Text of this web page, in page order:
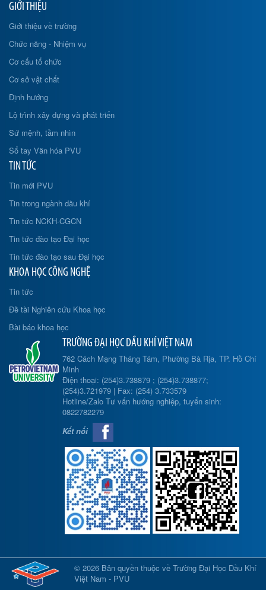
GIỚI THIỆU
Giới thiệu về trường
Chức năng - Nhiệm vụ
Cơ cấu tổ chức
Cơ sở vật chất
Định hướng
Lộ trình xây dựng và phát triển
Sứ mệnh, tầm nhìn
Sổ tay Văn hóa PVU
TIN TỨC
Tin mới PVU
Tin trong ngành dầu khí
Tin tức NCKH-CGCN
Tin tức đào tạo Đại học
Tin tức đào tạo sau Đại học
KHOA HỌC CÔNG NGHỆ
Tin tức
Đề tài Nghiên cứu Khoa học
Bài báo khoa học
TRƯỜNG ĐẠI HỌC DẦU KHÍ VIỆT NAM
762 Cách Mạng Tháng Tám, Phường Bà Rịa, TP. Hồ Chí
Minh
Điện thoại: (254)3.738879 ; (254)3.738877;
(254)3.721979 | Fax: (254) 3.733579
Hotline/Zalo Tư vấn hướng nghiệp, tuyển sinh:
0822782279
Kết nối
© 2026 Bản quyền thuộc về Trường Đại Học Dầu Khí
Việt Nam - PVU